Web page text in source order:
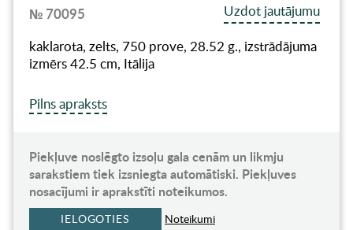
№ 70095
Uzdot jautājumu
kaklarota, zelts, 750 prove, 28.52 g., izstrādājuma
izmērs 42.5 cm, Itālija
Pilns apraksts
Piekļuve noslēgto izsoļu gala cenām un likmju
sarakstiem tiek izsniegta automātiski. Piekļuves
nosacījumi ir aprakstīti noteikumos.
IELOGOTIES Noteikumi